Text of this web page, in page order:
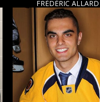
FRÉDÉRIC ALLARD